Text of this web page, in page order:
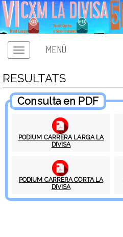
MENÚ
RESULTATS
Consulta en PDF
PODIUM CARRERA LARGA LA
DIVISA
PODIUM CARRERA CORTA LA
DIVISA